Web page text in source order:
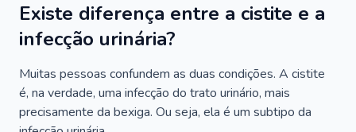
Existe diferença entre a cistite e a
infecção urinária?
Muitas pessoas confundem as duas condições. A cistite
é, na verdade, uma infecção do trato urinário, mais
precisamente da bexiga. Ou seja, ela é um subtipo da